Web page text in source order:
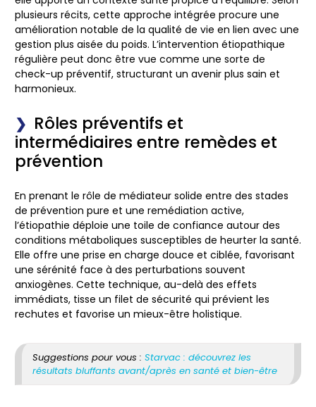
plusieurs récits, cette approche intégrée procure une
amélioration notable de la qualité de vie en lien avec une
gestion plus aisée du poids. L’intervention étiopathique
régulière peut donc être vue comme une sorte de
check-up préventif, structurant un avenir plus sain et
harmonieux.
Rôles préventifs et
intermédiaires entre remèdes et
prévention
En prenant le rôle de médiateur solide entre des stades
de prévention pure et une remédiation active,
l’étiopathie déploie une toile de confiance autour des
conditions métaboliques susceptibles de heurter la santé.
Elle offre une prise en charge douce et ciblée, favorisant
une sérénité face à des perturbations souvent
anxiogènes. Cette technique, au-delà des effets
immédiats, tisse un filet de sécurité qui prévient les
rechutes et favorise un mieux-être holistique.
Suggestions pour vous : Starvac : découvrez les
résultats bluffants avant/après en santé et bien-être